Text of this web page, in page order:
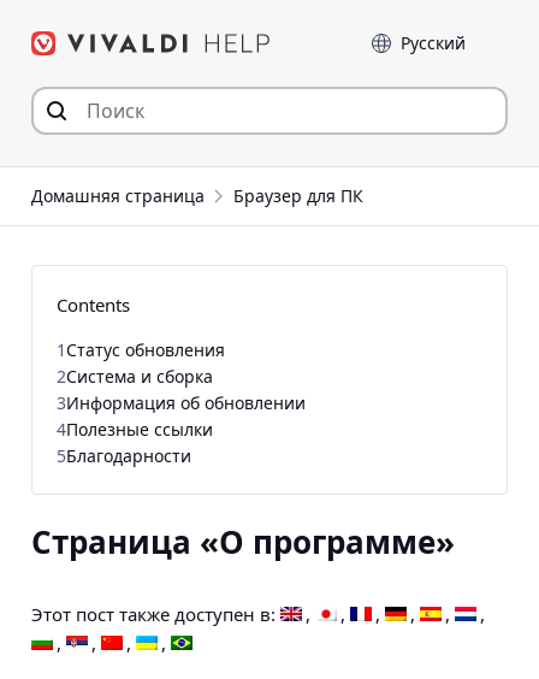
Language
Домашняя страница Браузер для ПК
Страница «О программе»
Этот пост также доступен в:
Contents
1Статус обновления
2Система и сборка
3Информация об обновлении
4Полезные ссылки
5Благодарности